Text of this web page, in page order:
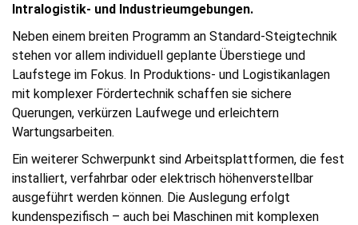
Intralogistik- und Industrieumgebungen.
Neben einem breiten Programm an Standard-Steigtechnik
stehen vor allem individuell geplante Überstiege und
Laufstege im Fokus. In Produktions- und Logistikanlagen
mit komplexer Fördertechnik schaffen sie sichere
Querungen, verkürzen Laufwege und erleichtern
Wartungsarbeiten.
Ein weiterer Schwerpunkt sind Arbeitsplattformen, die fest
installiert, verfahrbar oder elektrisch höhenverstellbar
ausgeführt werden können. Die Auslegung erfolgt
kundenspezifisch – auch bei Maschinen mit komplexen